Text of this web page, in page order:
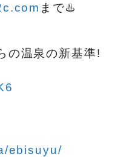
まで♨️
の温泉の新基準!
ebisuyu/